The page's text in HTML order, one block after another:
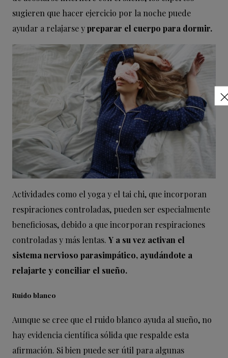
sugieren que hacer ejercicio por la noche puede
ayudar a relajarse ypreparar el cuerpo para dormir.
Actividades como el yoga y el tai chi, que incorporan
respiraciones controladas, pueden ser especialmente
beneficiosas, debido a que incorporan respiraciones
controladas y más lentas. Y a su vez activan el
sistema nervioso parasimpático, ayudándote a
relajarte y conciliar el sueño.
Ruido blanco
Aunque se cree que el ruido blanco ayuda al sueño, no
hay evidencia científica sólida que respalde esta
afirmación. Si bien puede ser útil para algunas